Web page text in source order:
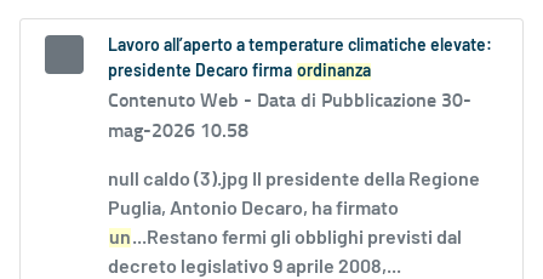
Lavoro all’aperto a temperature climatiche elevate:
presidente Decaro firma ordinanza
Contenuto Web - Data di Pubblicazione 30-
mag-2026 10.58
null caldo (3).jpg Il presidente della Regione
Puglia, Antonio Decaro, ha firmato
un...Restano fermi gli obblighi previsti dal
decreto legislativo 9 aprile 2008,...